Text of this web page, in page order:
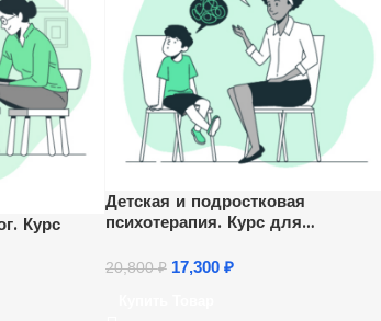
Детская и подростковая
психотерапия. Курс для
20,800₽ 17,300 ₽
Курс